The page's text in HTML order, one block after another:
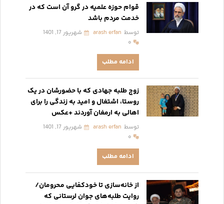
قوام حوزه علمیه در گرو آن است که در
خدمت مردم باشد
توسط arash erfan
شهریور 17, 1401
۰
ادامه مطلب
زوج طلبه جهادی که با حضورشان در یک
روستا، اشتغال و امید به زندگی را برای
اهالی به ارمغان آوردند +عکس
توسط arash erfan
شهریور 17, 1401
۰
ادامه مطلب
از خانه‌سازی تا خودکفایی محرومان/
روایت طلبه‌های جوان لرستانی که